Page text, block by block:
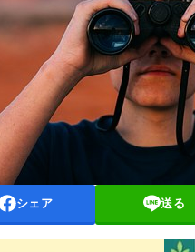
シェア 送る